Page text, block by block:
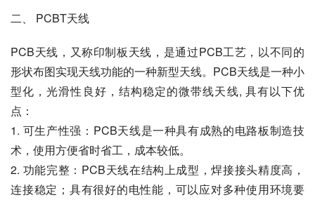
二、 PCBT天线
PCB天线，又称印制板天线，是通过PCB工艺，以不同的
形状布图实现天线功能的一种新型天线。PCB天线是一种小
型化，光滑性良好，结构稳定的微带线天线, 具有以下优
点：
1. 可生产性强：PCB天线是一种具有成熟的电路板制造技
术，使用方便省时省工，成本较低。
2. 功能完整：PCB天线在结构上成型，焊接接头精度高，
连接稳定；具有很好的电性能，可以应对多种使用环境要